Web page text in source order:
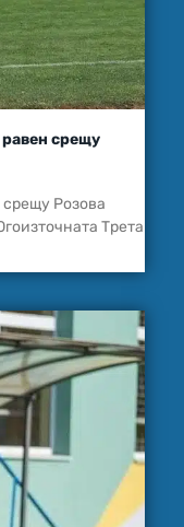
срещу
срещу Розова
Трета